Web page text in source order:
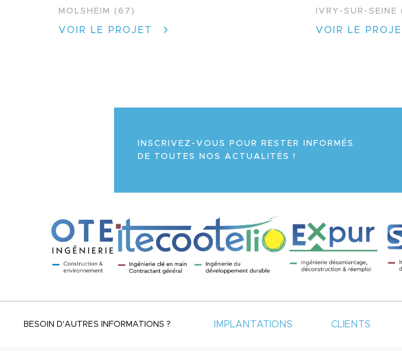
MOLSHEIM (67)
VOIR LE PROJET
IVRY-SUR-SEINE
VOIR LE
INSCRIVEZ-VOUS POUR RESTER INFORMÉS
DE TOUTES NOS ACTUALITÉS !
BESOIN D'AUTRES INFORMATIONS ? IMPLANTATIONS CLIENTS